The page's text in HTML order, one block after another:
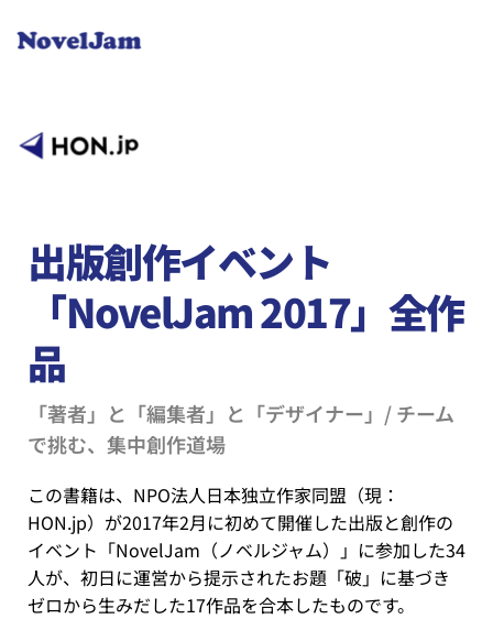
出版創作イベント
「NovelJam 2017」全作
品
「著者」と「編集者」と「デザイナー」/ チーム
で挑む、集中創作道場
この書籍は、NPO法人日本独立作家同盟（現：
HON.jp）が2017年2月に初めて開催した出版と創作の
イベント「NovelJam（ノベルジャム）」に参加した34
人が、初日に運営から提示されたお題「破」に基づき
ゼロから生みだした17作品を合本したものです。